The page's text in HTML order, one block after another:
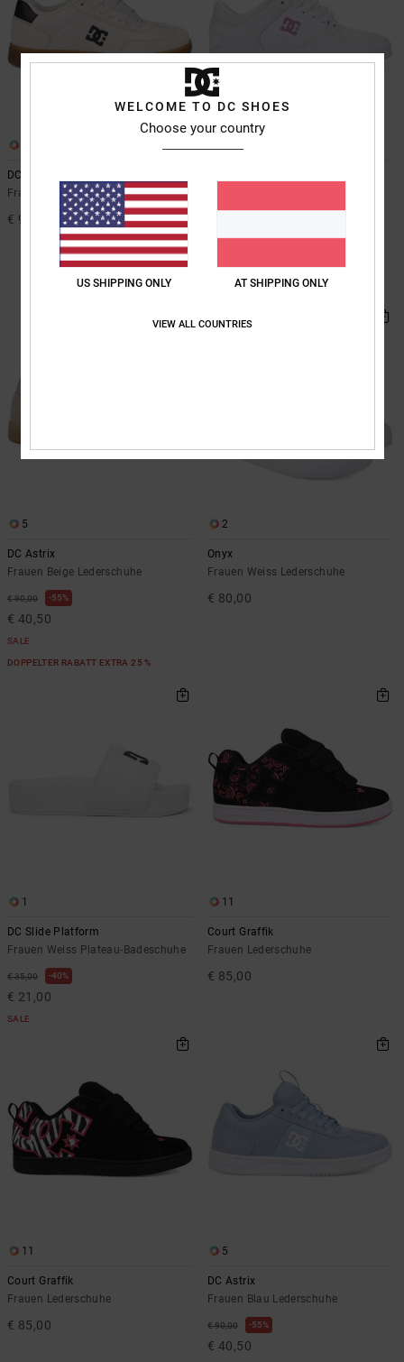
DC Astrix
Frauen Weiss Lederschuhe
€ 90,00
€ 30,00
DOPPELTER RABATT EXTRA 25 %
5
DC Astrix
Frauen Beige Lederschuhe
€ 90,00 55%
€ 40,50
SALE
DOPPELTER RABATT EXTRA 25 %
2
Onyx
Frauen Weiss Lederschuhe
€ 80,00
1
DC Slide Platform
Frauen Weiss Plateau-Badeschuhe
€ 35,00 40%
€ 21,00
SALE
11
Court Graffik
Frauen Lederschuhe
€ 85,00
11
Court Graffik
Frauen Lederschuhe
€ 85,00
5
DC Astrix
Frauen Blau Lederschuhe
€ 90,00 55%
€ 40,50
WELCOME TO DC SHOES
Choose your country
US SHIPPING ONLY AT SHIPPING ONLY
VIEW ALL COUNTRIES